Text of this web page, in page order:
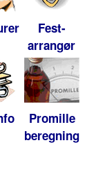
Fest-
arrangør
Promille
beregning